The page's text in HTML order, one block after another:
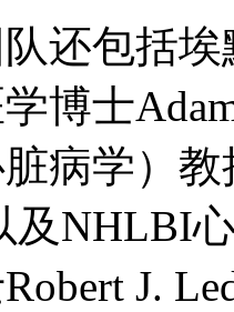
还包括
博士
病学）
及NHLBI
J.